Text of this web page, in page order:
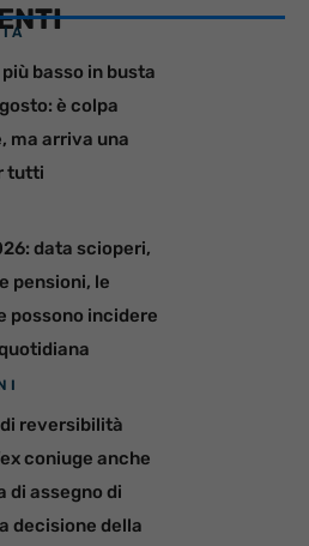
basso in busta
è colpa
ma arriva una
tutti
data scioperi,
pensioni, le
possono incidere
reversibilità
coniuge anche
di assegno di
decisione della